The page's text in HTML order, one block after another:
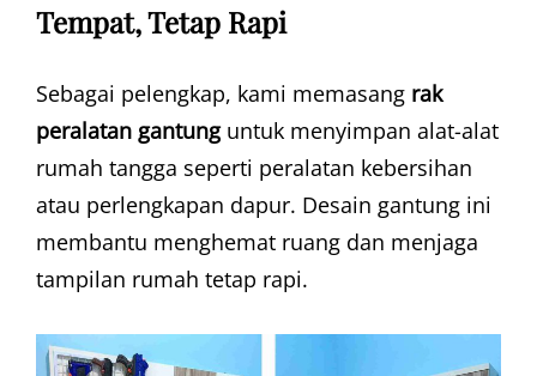
Tempat, Tetap Rapi
Sebagai pelengkap, kami memasang rak
peralatan gantunguntuk menyimpan alat-alat
rumah tangga seperti peralatan kebersihan
atau perlengkapan dapur. Desain gantung ini
membantu menghemat ruang dan menjaga
tampilan rumah tetap rapi.